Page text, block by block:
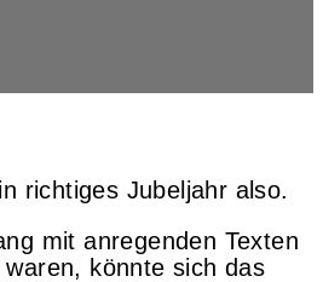
richtiges Jubeljahr also.
mit anregenden Texten
könnte sich das